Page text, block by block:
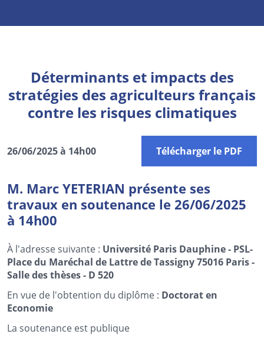
Déterminants et impacts des
stratégies des agriculteurs français
contre les risques climatiques
26/06/2025 à 14h00 Télécharger le PDF
M. Marc YETERIAN présente ses
travaux en soutenance le 26/06/2025
à 14h00
À l'adresse suivante : Université Paris Dauphine - PSL-
Place du Maréchal de Lattre de Tassigny 75016 Paris -
Salle des thèses - D 520
En vue de l'obtention du diplôme : Doctorat en
Economie
La soutenance est publique